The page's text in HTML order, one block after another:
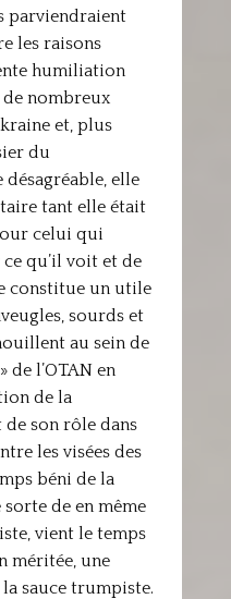
parviendraient
les raisons
humiliation
nombreux
et, plus
du
désagréable, elle
tant elle était
celui qui
qu’il voit et de
constitue un utile
sourds et
au sein de
de l’OTAN en
de la
son rôle dans
les visées des
béni de la
de en même
vient le temps
méritée, une
sauce trumpiste.